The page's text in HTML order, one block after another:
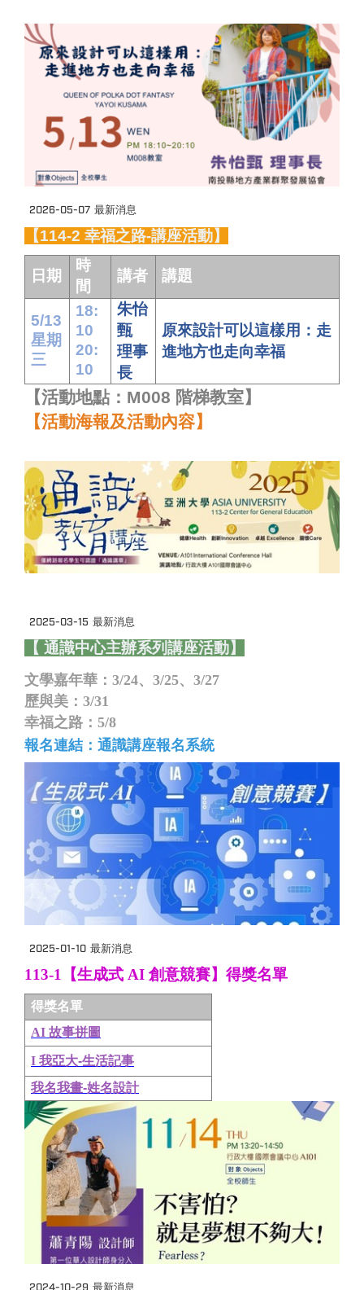
2026-05-07 最新消息
【114-2 幸福之路-講座活動】
日期
時
間
講者 講題
5/13
星期
三
18:
10
20:
10
朱怡
甄
理事
長
原來設計可以這樣用：走
進地方也走向幸福
【活動地點：M008 階梯教室】
【活動海報及活動內容】
2025-03-15 最新消息
【 通識中心主辦系列講座活動】
文學嘉年華：3/24、3/25、3/27
歷與美：3/31
幸福之路：5/8
報名連結： 通識講座報名系統
2025-01-10 最新消息
113-1 【生成式 AI 創意競賽】得獎名單
得獎名單
AI 故事拼圖
I 我亞大-生活記事
我名我畫-姓名設計